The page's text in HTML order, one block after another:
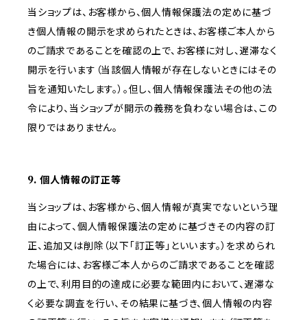
当ショップは、お客様から、個人情報保護法の定めに基づ
き個人情報の開示を求められたときは、お客様ご本人から
のご請求であることを確認の上で、お客様に対し、遅滞なく
開示を行います（当該個人情報が存在しないときにはその
旨を通知いたします。）。但し、個人情報保護法その他の法
令により、当ショップが開示の義務を負わない場合は、この
限りではありません。
9. 個人情報の訂正等
当ショップは、お客様から、個人情報が真実でないという理
由によって、個人情報保護法の定めに基づきその内容の訂
正、追加又は削除（以下「訂正等」といいます。）を求められ
た場合には、お客様ご本人からのご請求であることを確認
の上で、利用目的の達成に必要な範囲内において、遅滞な
く必要な調査を行い、その結果に基づき、個人情報の内容